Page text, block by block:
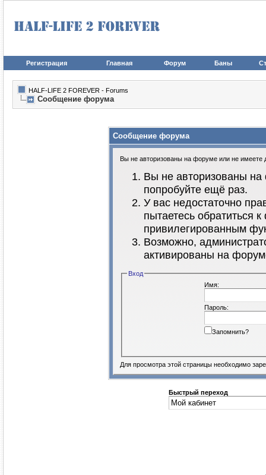
Регистрация Главная Форум Баны
HALF-LIFE 2 FOREVER - Forums
Сообщение форума
Сообщение форума
Вы не авторизованы на форуме или не имеете
Вы не авторизованы
попробуйте ещё раз.
У вас недостаточно
пытаетесь обратиться
привилегированным
Возможно,
активированы на
Вход
Имя:
Пароль:
Запомнить?
Для просмотра этой страницы необходимо
Быстрый переход